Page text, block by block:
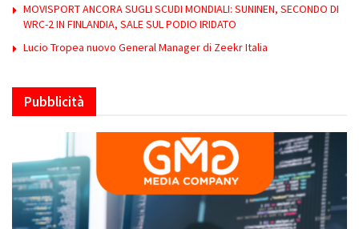
MOVISPORT ANCORA SUGLI SCUDI MONDIALI: SUNINEN, SECONDO DI
WRC-2 IN FINLANDIA, SALE SUL PODIO IRIDATO
Lucio Tropea nuovo General Manager di Zeekr Italia
Pubblicità